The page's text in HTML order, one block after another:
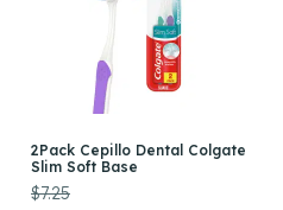
2Pack Cepillo Dental Colgate
Slim Soft Base
$7.25